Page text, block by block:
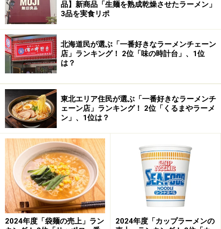
品】新商品「生麺を熟成乾燥させたラーメン」
3品を実食リポ
北海道民が選ぶ「一番好きなラーメンチェーン
店」ランキング！ 2位「味の時計台」、1位
は？
東北エリア住民が選ぶ「一番好きなラーメンチ
ェーン店」ランキング！ 2位「くるまやラーメ
ン」、1位は？
2024年度「袋麺の売上」ラン
2024年度「カップラーメンの